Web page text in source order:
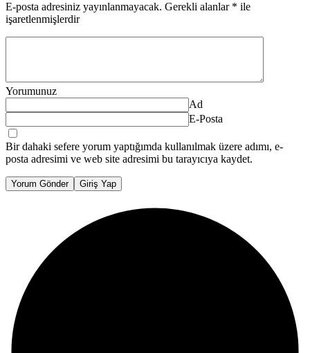
E-posta adresiniz yayınlanmayacak. Gerekli alanlar * ile
işaretlenmişlerdir
Yorumunuz
Ad
E-Posta
Bir dahaki sefere yorum yaptığımda kullanılmak üzere adımı, e-
posta adresimi ve web site adresimi bu tarayıcıya kaydet.
Yorum Gönder Giriş Yap